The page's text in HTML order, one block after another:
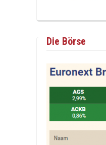
Die Börse